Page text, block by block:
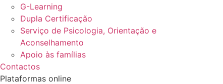
G-Learning
Dupla Certificação
Serviço de Psicologia, Orientação e
Aconselhamento
Apoio às famílias
Contactos
Plataformas online